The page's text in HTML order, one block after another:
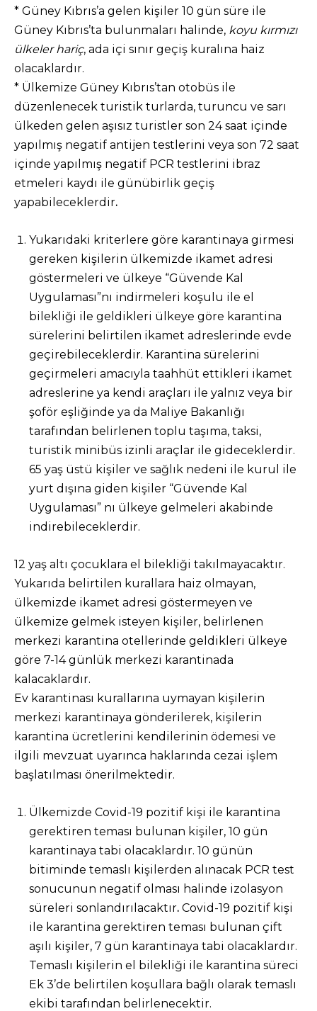
* Güney Kıbrıs’a gelen kişiler 10 gün süre ile
Güney Kıbrıs’ta bulunmaları halinde, koyu kırmızı
ülkeler hariç, ada içi sınır geçiş kuralına haiz
olacaklardır.
* Ülkemize Güney Kıbrıs’tan otobüs ile
düzenlenecek turistik turlarda, turuncu ve sarı
ülkeden gelen aşısız turistler son 24 saat içinde
yapılmış negatif antijen testlerini veya son 72 saat
içinde yapılmış negatif PCR testlerini ibraz
etmeleri kaydı ile günübirlik geçiş
yapabileceklerdir.
Yukarıdaki kriterlere göre karantinaya girmesi
gereken kişilerin ülkemizde ikamet adresi
göstermeleri ve ülkeye “Güvende Kal
Uygulaması”nı indirmeleri koşulu ile el
bilekliği ile geldikleri ülkeye göre karantina
sürelerini belirtilen ikamet adreslerinde evde
geçirebileceklerdir. Karantina sürelerini
geçirmeleri amacıyla taahhüt ettikleri ikamet
adreslerine ya kendi araçları ile yalnız veya bir
şoför eşliğinde ya da Maliye Bakanlığı
tarafından belirlenen toplu taşıma, taksi,
turistik minibüs izinli araçlar ile gideceklerdir.
65 yaş üstü kişiler ve sağlık nedeni ile kurul ile
yurt dışına giden kişiler “Güvende Kal
Uygulaması” nı ülkeye gelmeleri akabinde
indirebileceklerdir.
12 yaş altı çocuklara el bilekliği takılmayacaktır.
Yukarıda belirtilen kurallara haiz olmayan,
ülkemizde ikamet adresi göstermeyen ve
ülkemize gelmek isteyen kişiler, belirlenen
merkezi karantina otellerinde geldikleri ülkeye
göre 7-14 günlük merkezi karantinada
kalacaklardır.
Ev karantinası kurallarına uymayan kişilerin
merkezi karantinaya gönderilerek, kişilerin
karantina ücretlerini kendilerinin ödemesi ve
ilgili mevzuat uyarınca haklarında cezai işlem
başlatılması önerilmektedir.
Ülkemizde Covid-19 pozitif kişi ile karantina
gerektiren teması bulunan kişiler, 10 gün
karantinaya tabi olacaklardır. 10 günün
bitiminde temaslı kişilerden alınacak PCR test
sonucunun negatif olması halinde izolasyon
süreleri sonlandırılacaktır. Covid-19 pozitif kişi
ile karantina gerektiren teması bulunan çift
aşılı kişiler, 7 gün karantinaya tabi olacaklardır.
Temaslı kişilerin el bilekliği ile karantina süreci
Ek 3’de belirtilen koşullara bağlı olarak temaslı
ekibi tarafından belirlenecektir.